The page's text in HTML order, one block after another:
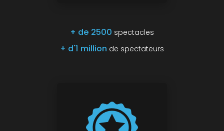
+ de 2500 spectacles
+ d'1 million de spectateurs